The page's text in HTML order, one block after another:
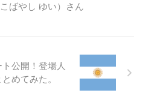
ばやし ゆい）さん
ト公開！登場人
めてみた。